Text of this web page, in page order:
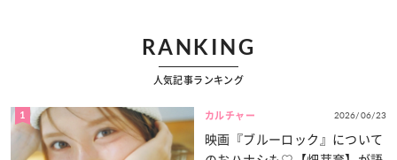
RANKING
人気記事ランキング
1 カルチャー 2026/06/23
映画『ブルーロック』について